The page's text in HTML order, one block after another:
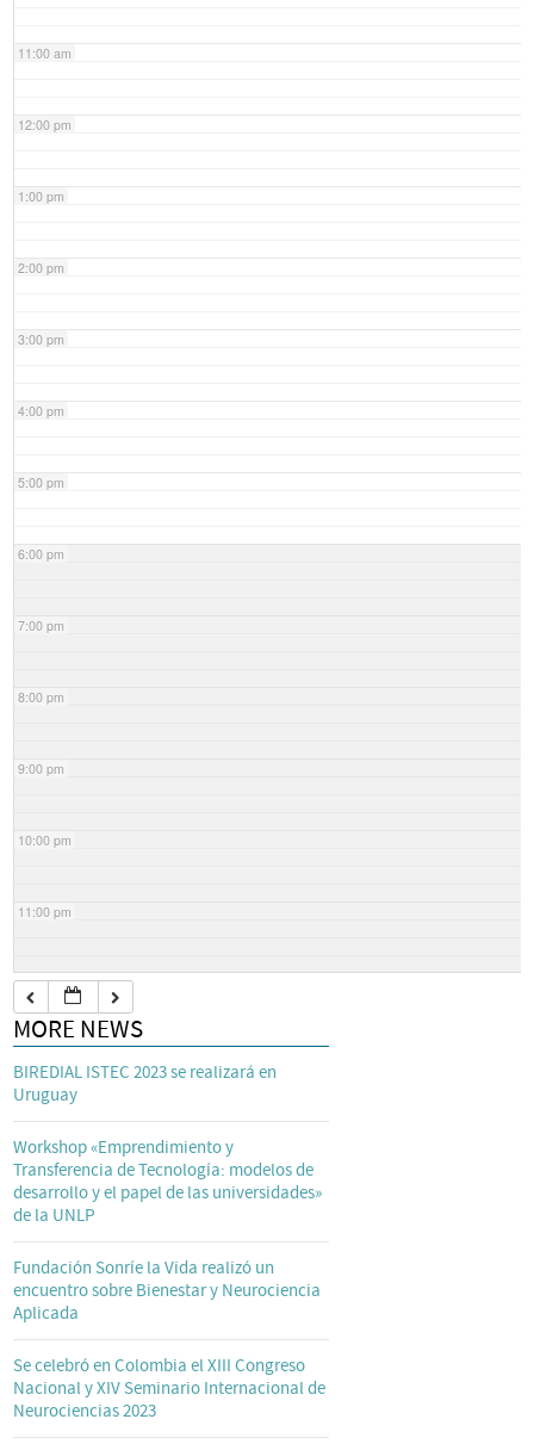
11:00 am
12:00 pm
1:00 pm
2:00 pm
3:00 pm
4:00 pm
5:00 pm
6:00 pm
7:00 pm
8:00 pm
9:00 pm
10:00 pm
11:00 pm
MORE NEWS
BIREDIAL ISTEC 2023 se realizará en
Uruguay
Workshop «Emprendimiento y
Transferencia de Tecnología: modelos de
desarrollo y el papel de las universidades»
de la UNLP
Fundación Sonríe la Vida realizó un
encuentro sobre Bienestar y Neurociencia
Aplicada
Se celebró en Colombia el XIII Congreso
Nacional y XIV Seminario Internacional de
Neurociencias 2023